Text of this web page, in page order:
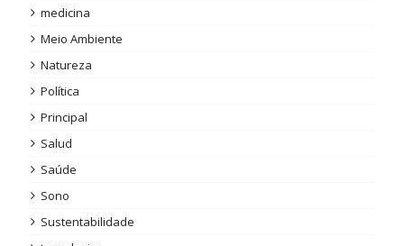
medicina
Meio Ambiente
Natureza
Política
Principal
Salud
Saúde
Sono
Sustentabilidade